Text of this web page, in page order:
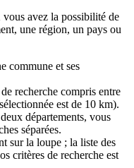
avez la possibilité de
une région, un pays ou
commune et ses
recherche compris entre
est de 10 km).
départements, vous
séparées.
sur la loupe ; la liste des
critères de recherche est